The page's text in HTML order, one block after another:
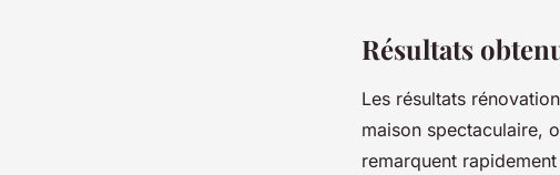
Résultats
Les résultats
maison spectaculaire,
remarquent